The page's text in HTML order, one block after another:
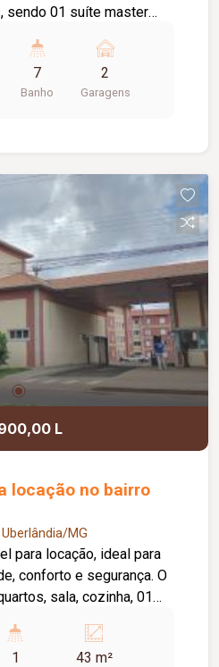
sendo 01 suíte master
pé-direito duplo
Cozinha integrada com
quente e ilha;
industrial; Piso térreo
em vinílico;
amadeirado Cumaru;
Deca; Sistema de
W; Água aquecida
no lavabo; Todos
com ar-condicionado;
Automação residencial;
dos jardins;
e com excelente
conforto,
7
Banho
2
Garagens
L
locação no bairro
MG
para locação, ideal para
conforto e segurança. O
sala, cozinha, 01
ambientes
para o dia a dia. O
1 43 m²